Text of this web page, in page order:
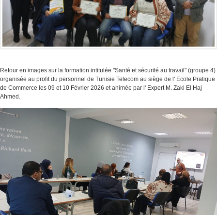
Retour en images sur la formation intitulée "Santé et sécurité au travail" (groupe 4)
organisée au profit du personnel de Tunisie Telecom au siège de l' Ecole Pratique
de Commerce les 09 et 10 Février 2026 et animée par l' Expert M. Zaki El Haj
Ahmed.